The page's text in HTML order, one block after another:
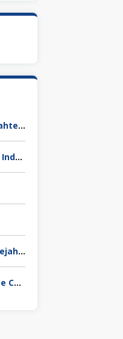
PT Garuda Daya Pratama Sejahtera
PT Panasonic Manufacturing Indonesia
PT Equalindo Makmur Alam Sejahtera (Equalindo Group)
PT Bifarma Adiluhung (a Kalbe Company)